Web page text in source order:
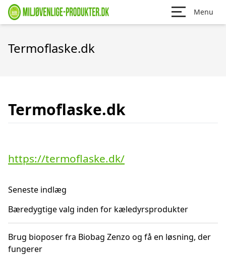
Menu
Termoflaske.dk
Termoflaske.dk
https://termoflaske.dk/
Seneste indlæg
Bæredygtige valg inden for kæledyrsprodukter
Brug bioposer fra Biobag Zenzo og få en løsning, der
fungerer